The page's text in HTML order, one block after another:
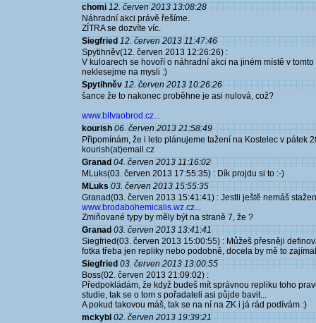
chomi 12. červen 2013 13:08:28
Náhradní akci právě řešíme.
ZÍTRA se dozvíte víc.
Siegfried 12. červen 2013 11:47:46
Spytihněv(12. červen 2013 12:26:26) :
V kuloarech se hovoří o náhradní akci na jiném místě v
neklesejme na mysli :)
Spytihněv 12. červen 2013 10:26:26
šance že to nakonec proběhne je asi nulová, což?
www.bitvaobrod.cz...
kourish 06. červen 2013 21:58:49
Připomínám, že i leto plánujeme tažení na Kostelec v pátek
kourish(at)email.cz
Granad 04. červen 2013 11:16:02
MLuks(03. červen 2013 17:55:35) : Dík projdu si to :-)
MLuks 03. červen 2013 15:55:35
Granad(03. červen 2013 15:41:41) : Jestli ještě nemáš
www.brodabohemicalis.wz.cz...
Zmiňované typy by měly být na straně 7, že ?
Granad 03. červen 2013 13:41:41
Siegfried(03. červen 2013 15:00:55) : Můžeš přesněji
fotka třeba jen repliky nebo podobně, docela by mě to
Siegfried 03. červen 2013 13:00:55
Boss(02. červen 2013 21:09:02) :
Předpokládám, že když budeš mít správnou repliku toho
studie, tak se o tom s pořadateli asi půjde bavit...
A pokud takovou máš, tak se na ní na ZK i já rád podívám :)
mckybl 02. červen 2013 19:39:21